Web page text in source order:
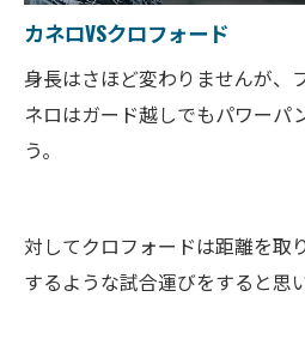
カネロVSクロフォード
身長はさほど変わりませんが、
ネロはガード越しでもパワーパ
う。
対してクロフォードは距離を取
するような試合運びをすると思